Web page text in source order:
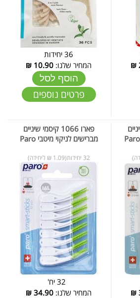
₪
36 יחידות
המחיר שלנו: 10.90
₪
הוסף לסל
פרטים נוספים
₪
פארו 1066 קיסמי שיניים
מברישים לניקוי מיטבי Paro
32 יחידות(1.09 ₪ ליחידה)
המחיר שלנו: 34.90
₪